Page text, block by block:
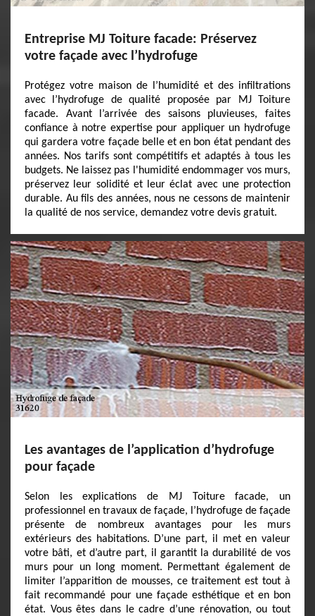
Entreprise MJ Toiture facade: Préservez
votre façade avec l’hydrofuge
Protégez votre maison de l’humidité et des infiltrations
avec l’hydrofuge de qualité proposée par MJ Toiture
facade. Avant l’arrivée des saisons pluvieuses, faites
confiance à notre expertise pour appliquer un hydrofuge
qui gardera votre façade belle et en bon état pendant des
années. Nos tarifs sont compétitifs et adaptés à tous les
budgets. Ne laissez pas l'humidité endommager vos murs,
préservez leur solidité et leur éclat avec une protection
durable. Au fils des années, nous ne cessons de maintenir
la qualité de nos service, demandez votre devis gratuit.
Les avantages de l’application d’hydrofuge
pour façade
Selon les explications de MJ Toiture facade, un
professionnel en travaux de façade, l’hydrofuge de façade
présente de nombreux avantages pour les murs
extérieurs des habitations. D’une part, il met en valeur
votre bâti, et d’autre part, il garantit la durabilité de vos
murs pour un long moment. Permettant également de
limiter l’apparition de mousses, ce traitement est tout à
fait recommandé pour une façade esthétique et en bon
état. Vous êtes dans le cadre d’une rénovation, ou tout